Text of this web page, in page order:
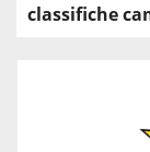
classifiche